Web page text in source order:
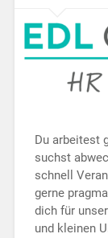
Du arbeitest
suchst
schnell
gerne
dich für
und kleinen